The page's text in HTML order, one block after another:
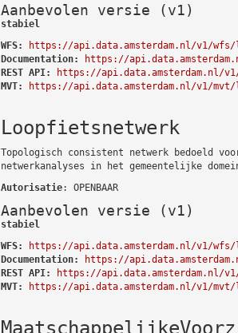
Aanbevolen versie (v1)
stabiel
WFS:
https://api.data.amsterdam.nl/v1/
Documentation:
https://
REST API:
https://api.data.amsterdam.nl/
MVT:
https://api.data.amsterdam.nl/v1/
Loopfietsnetwerk
Topologisch consistent netwerk bedoeld
netwerkanalyses in het gemeentelijke
Autorisatie: OPENBAAR
Aanbevolen versie (v1)
stabiel
WFS:
https://api.data.amsterdam.nl/v1/
Documentation:
https://
REST API:
https://api.data.amsterdam.nl/
MVT:
https://api.data.amsterdam.nl/v1/